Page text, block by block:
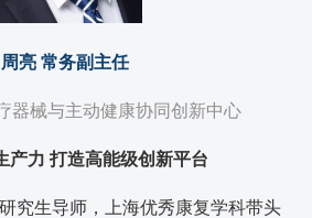
周亮 常务副主任
器械与主动健康协同创新中心
产力 打造高能级创新平台
究生导师，上海优秀康复学科带头